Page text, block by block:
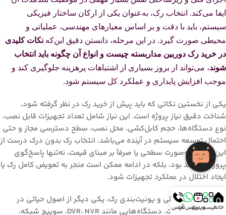
ایفا می‌کند. انتخاب رک، به‌عنوان یکی از ارکان ساختار فیزیکی
سیستم، باید با دقت و بر اساس معیارهای مهندسی، عملیاتی و
محیطی صورت گیرد. در این مرحله، دانستن دقیق این‌که نکات کلیدی
در خرید رک دوربین مداربسته چیست و انواع آن چگونه باید انتخاب
شوند، می‌تواند از بروز بسیاری از اشتباهات پرهزینه جلوگیری کند و
موجب افزایش پایداری و عملکرد کل سیستم شود.
یکی از نخستین نکاتی که باید پیش از خرید رک در نظر گرفته شود،
شناخت دقیق نیاز پروژه است. این نیاز شامل تعداد تجهیزات قابل نصب،
نوع دستگاه‌ها، حجم کابل‌کشی، محل نصب، سطح دسترسی مجاز و حتی
احتمال توسعه سیستم در آینده می‌باشد. انتخاب رک بدون درک درست از
این نیازها، به‌صورت سطحی یا صرفاً بر مبنای قیمت، نه‌تنها پاسخ‌گوی
پروژه نخواهد بود، بلکه در ادامه ممکن است منجر به تعویض کامل رک یا
ایجاد اختلال در عملکرد تجهیزات شود.
توجه به ابعاد داخلی و یونیت‌بندی رک، یکی دیگر از اصول حیاتی در
انتخاب صحیح است. دستگاه‌هایی مانند DVR، NVR، سوییچ شبکه،
خانهلیستویدیوواتس آپتماس